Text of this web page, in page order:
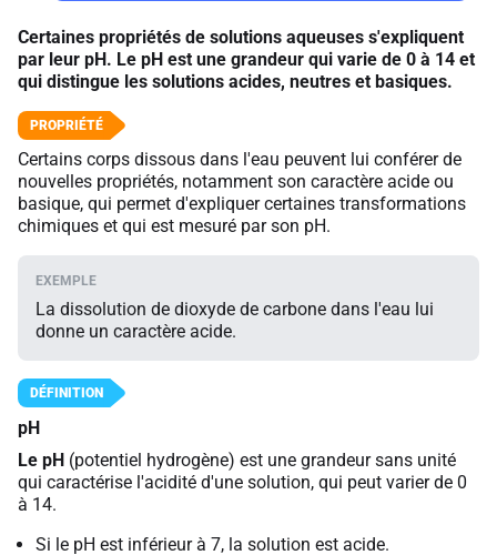
Certaines propriétés de solutions aqueuses s'expliquent
par leur pH. Le pH est une grandeur qui varie de 0 à 14 et
qui distingue les solutions acides, neutres et basiques.
Certains corps dissous dans l'eau peuvent lui conférer de
nouvelles propriétés, notamment son caractère acide ou
basique, qui permet d'expliquer certaines transformations
chimiques et qui est mesuré par son pH.
La dissolution de dioxyde de carbone dans l'eau lui
donne un caractère acide.
pH
Le pH (potentiel hydrogène) est une grandeur sans unité
qui caractérise l'acidité d'une solution, qui peut varier de 0
à 14.
Si le pH est inférieur à 7, la solution est acide.